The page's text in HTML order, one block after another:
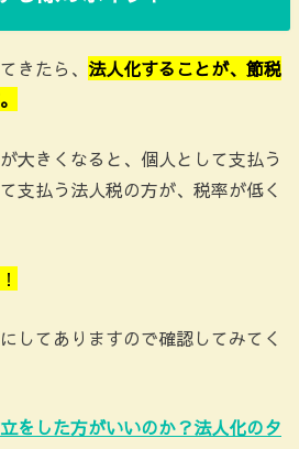
きたら、 法人化することが、節税
大きくなると、個人として支払う
支払う法人税の方が、税率が低く
してありますので確認してみてく
をした方がいいのか？法人化のタ